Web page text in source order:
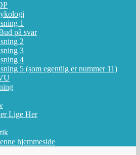
1
på svar
2
3
4
5 (som egentlig er nummer 11)
Lige Her
hjemmeside